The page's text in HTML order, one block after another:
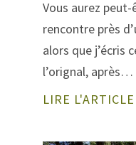
Vous aurez
rencontre près
alors que j’écris
l’orignal, après…
LIRE L'ARTICLE